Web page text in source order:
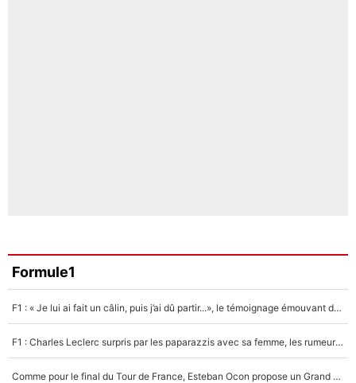
Formule1
F1 : « Je lui ai fait un câlin, puis j’ai dû partir...», le témoignage émouvant de Max Verstappen sur sa fille
F1 : Charles Leclerc surpris par les paparazzis avec sa femme, les rumeurs étaient vraies !
Comme pour le final du Tour de France, Esteban Ocon propose un Grand Prix de Formule 1 à Paris : «Autour de l’Arc de Triomphe, ce serait génial» !